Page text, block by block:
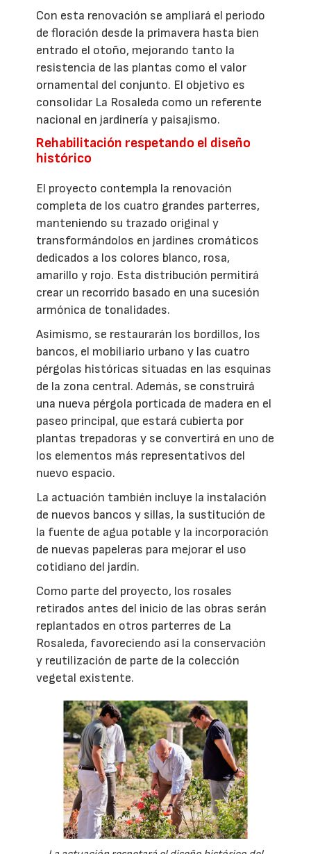
Con esta renovación se ampliará el periodo
de floración desde la primavera hasta bien
entrado el otoño, mejorando tanto la
resistencia de las plantas como el valor
ornamental del conjunto. El objetivo es
consolidar La Rosaleda como un referente
nacional en jardinería y paisajismo.
Rehabilitación respetando el diseño
histórico
El proyecto contempla la renovación
completa de los cuatro grandes parterres,
manteniendo su trazado original y
transformándolos en jardines cromáticos
dedicados a los colores blanco, rosa,
amarillo y rojo. Esta distribución permitirá
crear un recorrido basado en una sucesión
armónica de tonalidades.
Asimismo, se restaurarán los bordillos, los
bancos, el mobiliario urbano y las cuatro
pérgolas históricas situadas en las esquinas
de la zona central. Además, se construirá
una nueva pérgola porticada de madera en el
paseo principal, que estará cubierta por
plantas trepadoras y se convertirá en uno de
los elementos más representativos del
nuevo espacio.
La actuación también incluye la instalación
de nuevos bancos y sillas, la sustitución de
la fuente de agua potable y la incorporación
de nuevas papeleras para mejorar el uso
cotidiano del jardín.
Como parte del proyecto, los rosales
retirados antes del inicio de las obras serán
replantados en otros parterres de La
Rosaleda, favoreciendo así la conservación
y reutilización de parte de la colección
vegetal existente.